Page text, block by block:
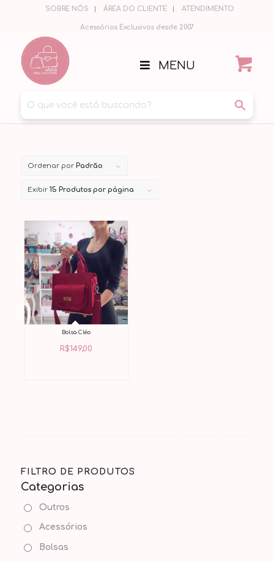
SOBRE NÓS ÁREA DO CLIENTE ATENDIMENTO
Acessórios Exclusivos desde 2007
MENU
Ordenar por Padrão
Exibir 15 Produtos por página
Bolsa Cléo
R$149,00
FILTRO DE PRODUTOS
Categorias
Outros
Acessórios
Bolsas